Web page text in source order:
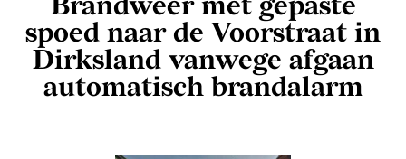
Brandweer met gepaste
spoed naar de Voorstraat in
Dirksland vanwege afgaan
automatisch brandalarm